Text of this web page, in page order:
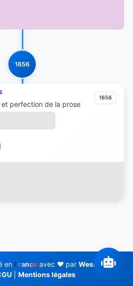
1656
1656
et perfection de la prose
en Franceavec ❤️ par Wess Soft
Mentions légales